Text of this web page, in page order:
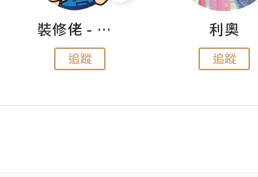
裝修佬 - 香港一站式網上裝修平台
追蹤
利奧
追蹤